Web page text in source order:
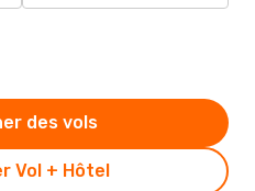
Vol + Hôtel
des vols